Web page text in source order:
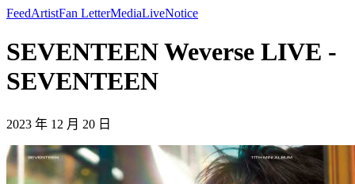
FeedArtistFan LetterMediaLiveNotice
SEVENTEEN Weverse LIVE -
SEVENTEEN
2023 年 12 月 20 日